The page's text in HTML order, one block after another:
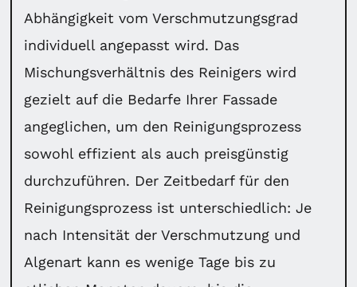
Abhängigkeit vom Verschmutzungsgrad
individuell angepasst wird. Das
Mischungsverhältnis des Reinigers wird
gezielt auf die Bedarfe Ihrer Fassade
angeglichen, um den Reinigungsprozess
sowohl effizient als auch preisgünstig
durchzuführen. Der Zeitbedarf für den
Reinigungsprozess ist unterschiedlich: Je
nach Intensität der Verschmutzung und
Algenart kann es wenige Tage bis zu